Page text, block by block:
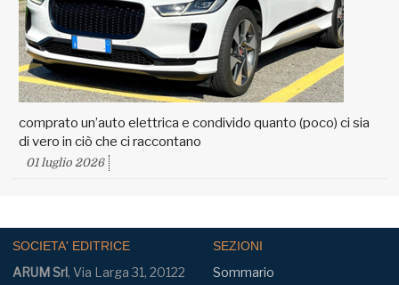
comprato un’auto elettrica e condivido quanto (poco) ci sia
di vero in ciò che ci raccontano
01 luglio 2026
SOCIETA' EDITRICE
ARUM Srl, Via Larga 31, 20122
SEZIONI
Sommario